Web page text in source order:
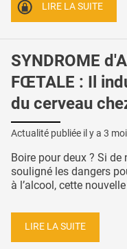
LIRE LA SUITE
SYNDROME
FŒTALE : Il
du cerveau
Actualité publiée il y a 3
Boire pour deux ? Si
souligné les dangers
à l’alcool, cette
LIRE LA SUITE